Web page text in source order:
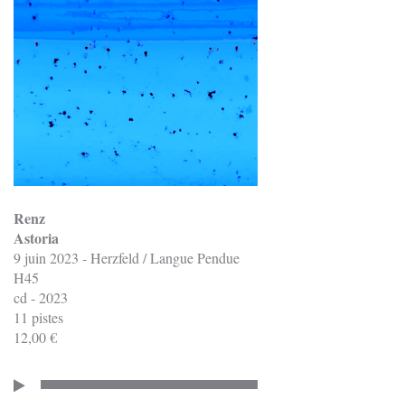
Renz
Astoria
9 juin 2023 - Herzfeld / Langue Pendue
H45
cd - 2023
11 pistes
12,00 €